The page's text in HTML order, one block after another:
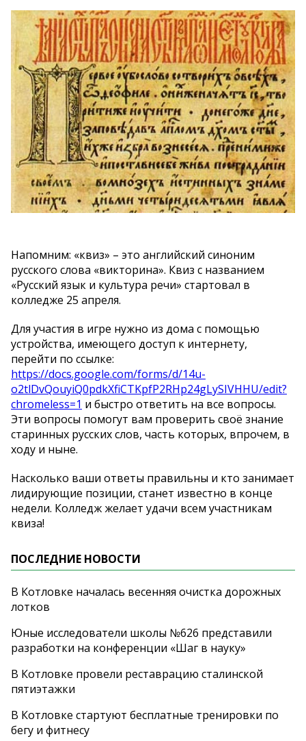
Напомним: «квиз» – это английский синоним
русского слова «викторина». Квиз с названием
«Русский язык и культура речи» стартовал в
колледже 25 апреля.
Для участия в игре нужно из дома с помощью
устройства, имеющего доступ к интернету,
перейти по ссылке:
https://docs.google.com/forms/d/14u-
o2tlDvQouyiQ0pdkXfiCTKpfP2RHp24gLySIVHHU/edit?
chromeless=1 и быстро ответить на все вопросы.
Эти вопросы помогут вам проверить своё знание
старинных русских слов, часть которых, впрочем, в
ходу и ныне.
Насколько ваши ответы правильны и кто занимает
лидирующие позиции, станет известно в конце
недели. Колледж желает удачи всем участникам
квиза!
ПОСЛЕДНИЕ НОВОСТИ
В Котловке началась весенняя очистка дорожных
лотков
Юные исследователи школы №626 представили
разработки на конференции «Шаг в науку»
В Котловке провели реставрацию сталинской
пятиэтажки
В Котловке стартуют бесплатные тренировки по
бегу и фитнесу